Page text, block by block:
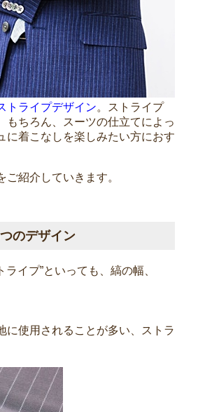
トライプデザイン。ストライプ
もちろん、スーツの仕立てによっ
に着こなしを楽しみたい方におす
ご紹介していきます。
のデザイン
イプ”といっても、 縞の幅、
に使用されることが多い、ストラ
ート調査】男女別スーツが似合うと思